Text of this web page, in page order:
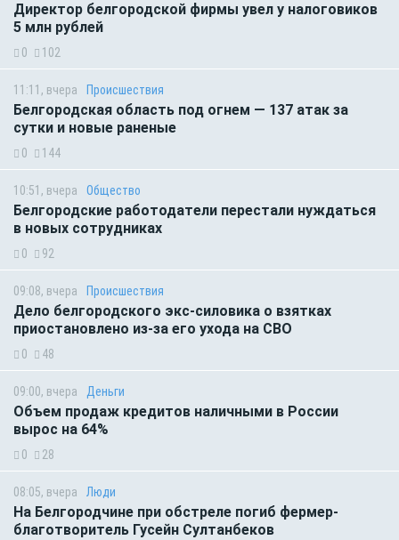
Директор белгородской фирмы увел у налоговиков
5 млн рублей
0 102
11:11, вчера Происшествия
Белгородская область под огнем — 137 атак за
сутки и новые раненые
0 144
10:51, вчера Общество
Белгородские работодатели перестали нуждаться
в новых сотрудниках
0 92
09:08, вчера Происшествия
Дело белгородского экс-силовика о взятках
приостановлено из-за его ухода на СВО
0 48
09:00, вчера Деньги
Объем продаж кредитов наличными в России
вырос на 64%
0 28
08:05, вчера Люди
На Белгородчине при обстреле погиб фермер-
благотворитель Гусейн Султанбеков